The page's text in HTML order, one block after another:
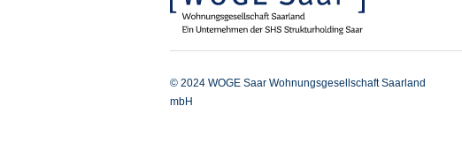
© 2024 WOGE Saar Wohnungsgesellschaft Saarland
mbH